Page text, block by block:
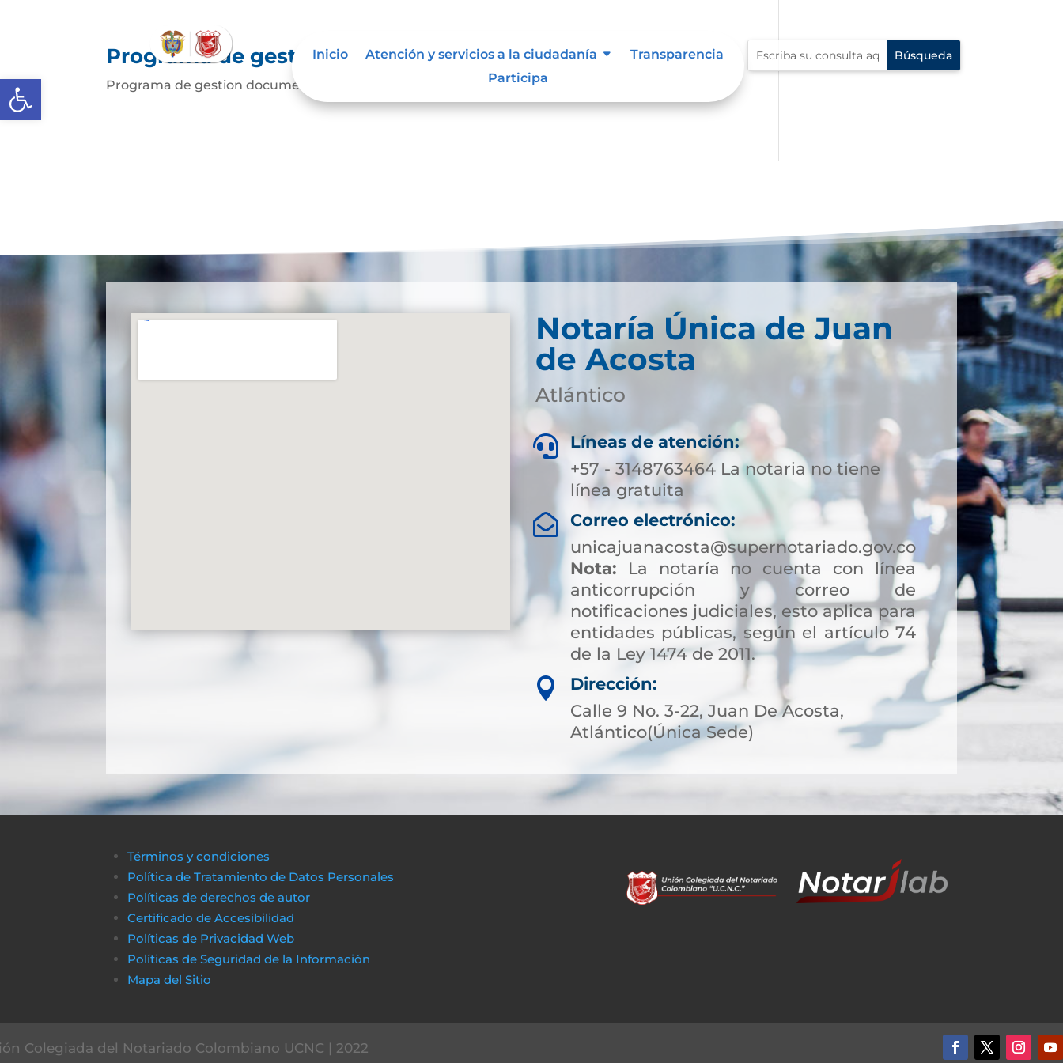
Abrir barra de herramientas
Inicio Atención y servicios a la ciudadanía
Transparencia
Participa
Programa de gestión documental
Programa de gestion documentalDescarga
Notaría Única de Juan
de Acosta
Atlántico
 Líneas de atención:
+57 - 3148763464 La notaria no tiene
línea gratuita

Correo electrónico:
unicajuanacosta@supernotariado.gov.co
Nota: La notaría no cuenta con línea
anticorrupción y correo de
notificaciones judiciales, esto aplica para
entidades públicas, según el artículo 74
de la Ley 1474 de 2011.

Dirección:
Calle 9 No. 3-22, Juan De Acosta,
Atlántico(Única Sede)
Términos y condiciones
Política de Tratamiento de Datos Personales
Políticas de derechos de autor
Certificado de Accesibilidad
Políticas de Privacidad Web
Políticas de Seguridad de la Información
Mapa del Sitio
Colegiada del Notariado Colombiano UCNC | 2022